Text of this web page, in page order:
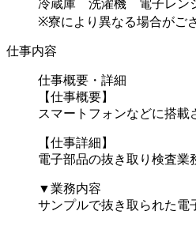
冷蔵庫 洗濯機 電子レン
※寮により異なる場合がご
仕事内容
仕事概要・詳細
【仕事概要】
スマートフォンなどに搭載
【仕事詳細】
電子部品の抜き取り検査業
▼業務内容
サンプルで抜き取られた電